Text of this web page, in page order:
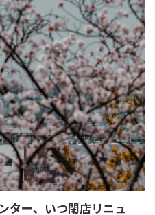
ター、いつ閉店リニュ